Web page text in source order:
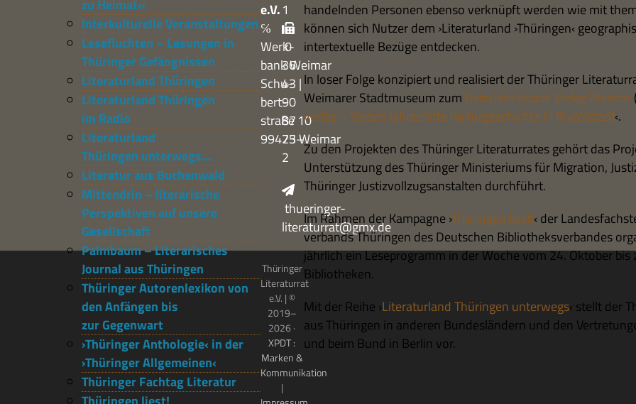
han­deln­den Per­so­nen ebenso ver­knüpft wer­den wie mit
kön­nen sich Nut­zer dem ›Lite­ra­tur­land ›Thü­rin­gen‹
inter­tex­tu­elle Bezüge entdecken.
In loser Folge kon­zi­piert und rea­li­siert der Thü­rin­ger
Wei­ma­rer Stadt­mu­seum zum Gebrü­der Knabe Ver­lag Wei­mar
ver­lag – Sie­ben Jahr­zehnte Kul­tur­ge­schichte in Rudol­stadt‹.
Zu den Pro­jek­ten des Thü­rin­ger Lite­ra­tur­ra­tes gehört das
Unter­stüt­zung des Thü­rin­ger Mini­ste­ri­ums für Migra­tion,
Thü­rin­ger Justiz­voll­zugs­an­stal­ten durchführt.
Im Rah­men der Kam­pa­gne ›Thü­rin­gen liest!‹ der
ver­bands Thü­rin­gen des Deut­schen Biblio­theks­ver­ban­des
jähr­lich ein Lese­pro­gramm in der Woche vom 24. Okto­ber
Bibliotheken.
Mit der Reihe ›Lite­ra­tur­land Thü­rin­gen unter­wegs‹ stellt der
aus Thü­rin­gen in ande­ren Bun­des­län­dern und den
und beim Bund in Ber­lin vor.
zu Heimat«
Interkulturelle Veranstaltungen
Lesefluchten – Lesungen in
Thüringer Gefängnissen
Literaturland Thüringen
Literaturland Thüringen
im Radio
Literaturland
Thüringen unterwegs…
Literatur aus Buchenwald
Mittendrin – literarische
Perspektiven auf unsere
Gesellschaft
Palmbaum – Literarisches
Journal aus Thüringen
Thüringer Autorenlexikon von
den Anfängen bis
zur Gegenwart
›Thüringer Anthologie‹ in der
›Thüringer Allgemeinen‹
Thüringer Fachtag Literatur
e.V.
℅
Werk­
bank Weimar
Schu­
bert­
straße 10
99423 Weimar
1
0
36
43 |
90
87
75–
2
thueringer-
literaturrat@gmx.de
Thüringer
Literaturrat
e.V. | ©
2019–
2026 ·
XPDT :
Marken &
Kommunikation
|